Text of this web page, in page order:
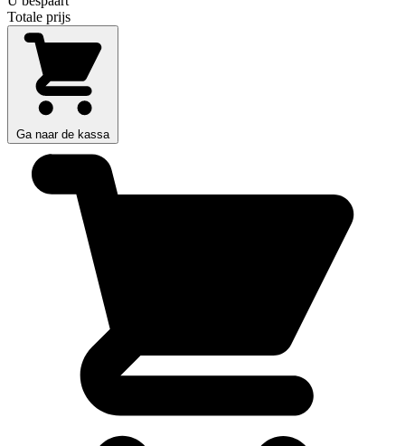
Totale prijs
Ga naar de kassa